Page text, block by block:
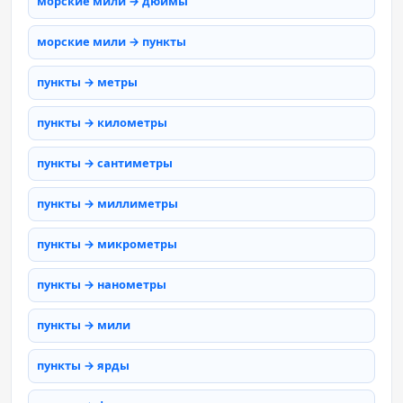
морские мили → пункты
пункты → метры
пункты → километры
пункты → сантиметры
пункты → миллиметры
пункты → микрометры
пункты → нанометры
пункты → мили
пункты → ярды